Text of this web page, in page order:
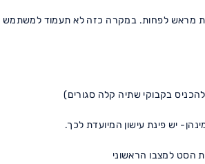
בקבוקי שתיה קלה סגורים)
יש פינת עישון המיועדת לכך.
הסט למצבו הראשוני